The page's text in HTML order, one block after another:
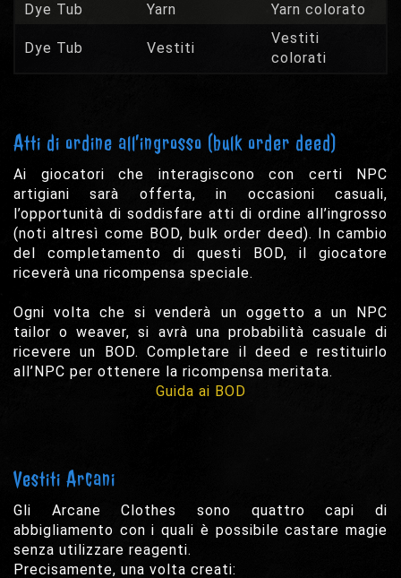
Dye Tub
Yarn Yarn colorato
Dye Tub Vestiti
Vestiti
colorati
Atti di ordine all’ingrosso (bulk order deed)
Ai giocatori che interagiscono con certi NPC
artigiani sarà offerta, in occasioni casuali,
l’opportunità di soddisfare atti di ordine all’ingrosso
(noti altresì come BOD, bulk order deed). In cambio
del completamento di questi BOD, il giocatore
riceverà una ricompensa speciale.
Ogni volta che si venderà un oggetto a un NPC
tailor o weaver, si avrà una probabilità casuale di
ricevere un BOD. Completare il deed e restituirlo
all’NPC per ottenere la ricompensa meritata.
Guida ai BOD
Vestiti Arcani
Gli Arcane Clothes sono quattro capi di
abbigliamento con i quali è possibile castare magie
senza utilizzare reagenti.
Precisamente, una volta creati: